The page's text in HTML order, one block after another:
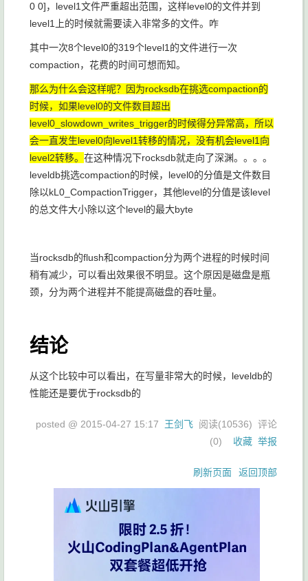
0 0]，level1文件严重超出范围，这样level0的文件并到
level1上的时候就需要读入非常多的文件。咋
其中一次8个level0的319个level1的文件进行一次
compaction，花费的时间可想而知。
那么为什么会这样呢？因为rocksdb在挑选compaction的
时候，如果level0的文件数目超出
level0_slowdown_writes_trigger的时候得分异常高，所以
会一直发生level0向level1转移的情况，没有机会level1向
level2转移。 在这种情况下rocksdb就走向了深渊。。。。
leveldb挑选compaction的时候，level0的分值是文件数目
除以kL0_CompactionTrigger，其他level的分值是该level
的总文件大小除以这个level的最大byte
当rocksdb的flush和compaction分为两个进程的时候时间
稍有减少，可以看出效果很不明显。这个原因是磁盘是瓶
颈，分为两个进程并不能提高磁盘的吞吐量。
结论
从这个比较中可以看出，在写量非常大的时候，leveldb的
性能还是要优于rocksdb的
posted @ 2015-04-27 15:17 王剑飞 阅读(10536) 评论
(0) 收藏 举报
刷新页面 返回顶部